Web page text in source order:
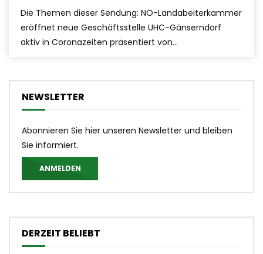
Die Themen dieser Sendung: NÖ-Landabeiterkammer
eröffnet neue Geschäftsstelle UHC-Gänserndorf
aktiv in Coronazeiten präsentiert von...
NEWSLETTER
Abonnieren Sie hier unseren Newsletter und bleiben
Sie informiert.
ANMELDEN
DERZEIT BELIEBT